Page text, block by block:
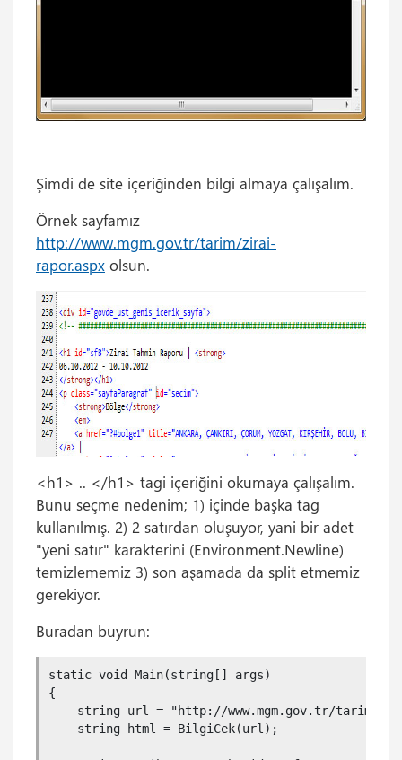
Şimdi de site içeriğinden bilgi almaya çalışalım.
Örnek sayfamız
http://www.mgm.gov.tr/tarim/zirai-
rapor.aspx olsun.
<h1> .. </h1> tagi içeriğini okumaya çalışalım.
Bunu seçme nedenim; 1) içinde başka tag
kullanılmış. 2) 2 satırdan oluşuyor, yani bir adet
"yeni satır" karakterini (Environment.Newline)
temizlememiz 3) son aşamada da split etmemiz
gerekiyor.
Buradan buyrun:
static void Main(string[] args)
{
string url = "http://www.mgm.gov.tr/tarim/
string html = BilgiCek(url);